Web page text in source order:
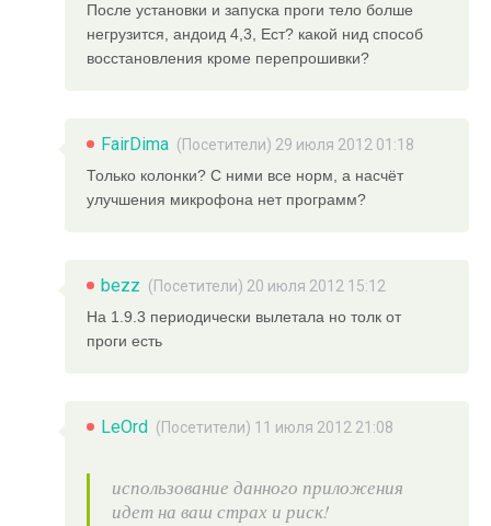
После установки и запуска проги тело болше
негрузится, андоид 4,3, Ест? какой нид способ
восстановления кроме перепрошивки?
FairDima (Посетители) 29 июля 2012 01:18
Только колонки? С ними все норм, а насчёт
улучшения микрофона нет программ?
bezz (Посетители) 20 июля 2012 15:12
На 1.9.3 периодически вылетала но толк от
проги есть
LeOrd (Посетители) 11 июля 2012 21:08
использование данного приложения
идет на ваш страх и риск!